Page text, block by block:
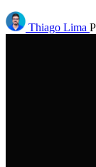
Thiago Lima